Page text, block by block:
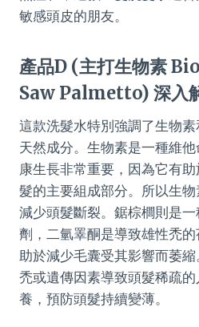
敏感頭皮的朋友。
產品D (主打生物素
Saw Palmetto) 深入
這款洗髮水特別強調了生物
天然成分。生物素是一種維
康生長非常重要，因為它有
髮的主要組成部分。所以生物
減少頭髮斷裂。鋸棕櫚則是
劑，二氫睪酮是導致雄性禿
助於減少毛囊受其影響而萎
禿或遺傳因素導致頭髮稀疏
養，預防頭髮持續變薄。